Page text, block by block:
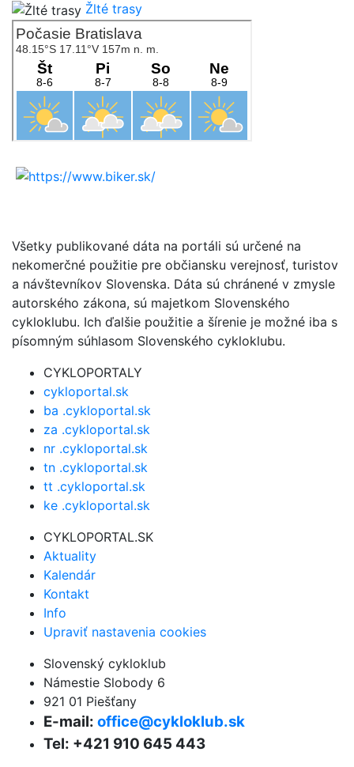
Žlté trasy
Všetky publikované dáta na portáli sú určené na
nekomerčné použitie pre občiansku verejnosť, turistov
a návštevníkov Slovenska. Dáta sú chránené v zmysle
autorského zákona, sú majetkom Slovenského
cykloklubu. Ich ďalšie použitie a šírenie je možné iba s
písomným súhlasom Slovenského cykloklubu.
CYKLOPORTALY
cykloportal.sk
ba .cykloportal.sk
za .cykloportal.sk
nr .cykloportal.sk
tn .cykloportal.sk
tt .cykloportal.sk
ke .cykloportal.sk
CYKLOPORTAL.SK
Aktuality
Kalendár
Kontakt
Info
Upraviť nastavenia cookies
Slovenský cykloklub
Námestie Slobody 6
921 01 Piešťany
E-mail: office@cykloklub.sk
Tel: +421 910 645 443